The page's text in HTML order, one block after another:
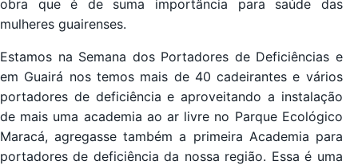
obra que é de suma importância para saúde das
mulheres guairenses.
Estamos na Semana dos Portadores de Deficiências e
em Guairá nos temos mais de 40 cadeirantes e vários
portadores de deficiência e aproveitando a instalação
de mais uma academia ao ar livre no Parque Ecológico
Maracá, agregasse também a primeira Academia para
portadores de deficiência da nossa região. Essa é uma